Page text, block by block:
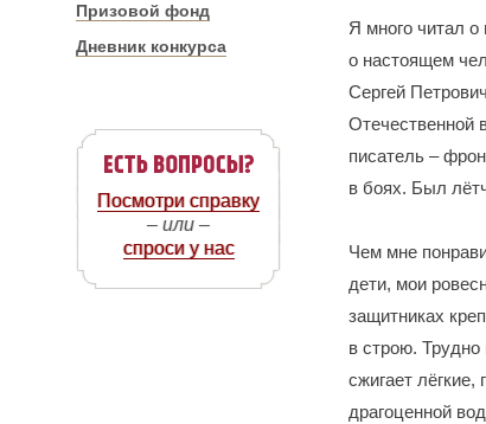
Призовой фонд
Дневник конкурса
Посмотри справку
– или –
спроси у нас
Я много читал
о настоящем
Сергей
Отечественной
писатель –
в боях. Был
Чем мне
дети, мои
защитниках
в строю.
сжигает лёгкие,
драгоценной